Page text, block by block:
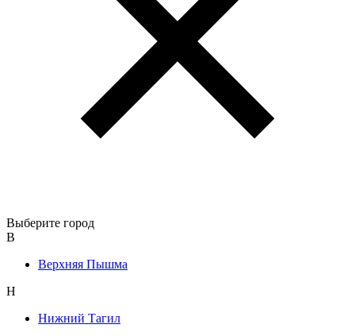
Выберите город
В
Верхняя Пышма
Н
Нижний Тагил